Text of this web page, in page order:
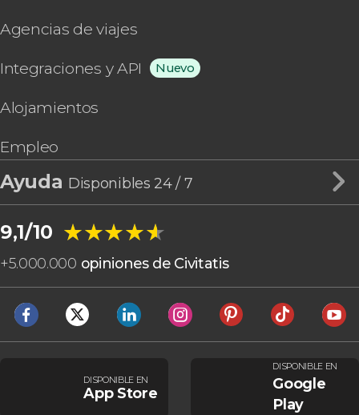
Agencias de viajes
Integraciones y API Nuevo
Alojamientos
Empleo
Ayuda Disponibles 24 / 7
9,1/10 ★★★★★
★★★★★
+5.000.000 opiniones de Civitatis
DISPONIBLE EN
App Store
DISPONIBLE EN
Google
Play